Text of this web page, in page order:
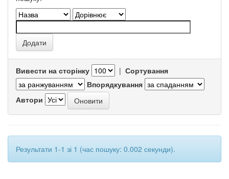
Вивести на сторінку | Сортування
Впорядкування
Автори
Результати 1-1 зі 1 (час пошуку: 0.002 секунди).